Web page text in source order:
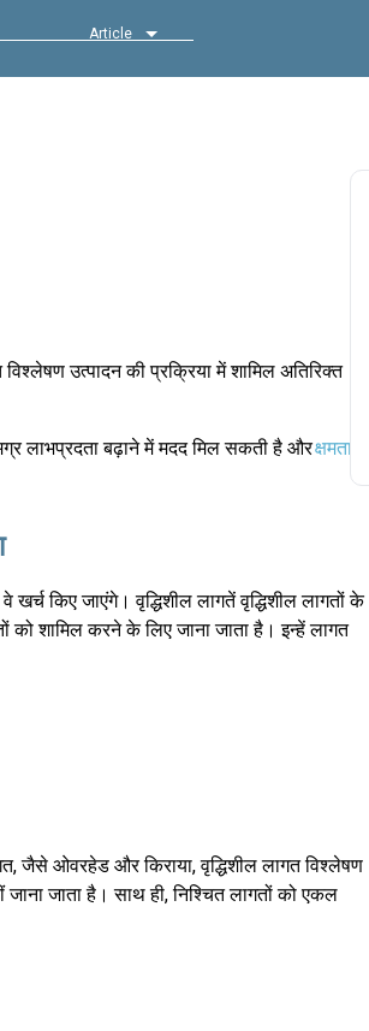
Article
उत्पादन की प्रक्रिया में शामिल अतिरिक्त
लाभप्रदता बढ़ाने में मदद मिल सकती है औरक्षमता
खर्च किए जाएंगे। वृद्धिशील लागतें वृद्धिशील लागतों के
को शामिल करने के लिए जाना जाता है। इन्हें लागत
जैसे ओवरहेड और किराया, वृद्धिशील लागत विश्लेषण
जाता है। साथ ही, निश्चित लागतों को एकल